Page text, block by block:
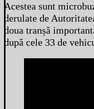
Acestea sunt
derulate de
doua tranșă
după cele 33 de